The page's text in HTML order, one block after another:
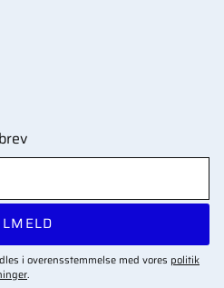
i overensstemmelse med vores politik
.